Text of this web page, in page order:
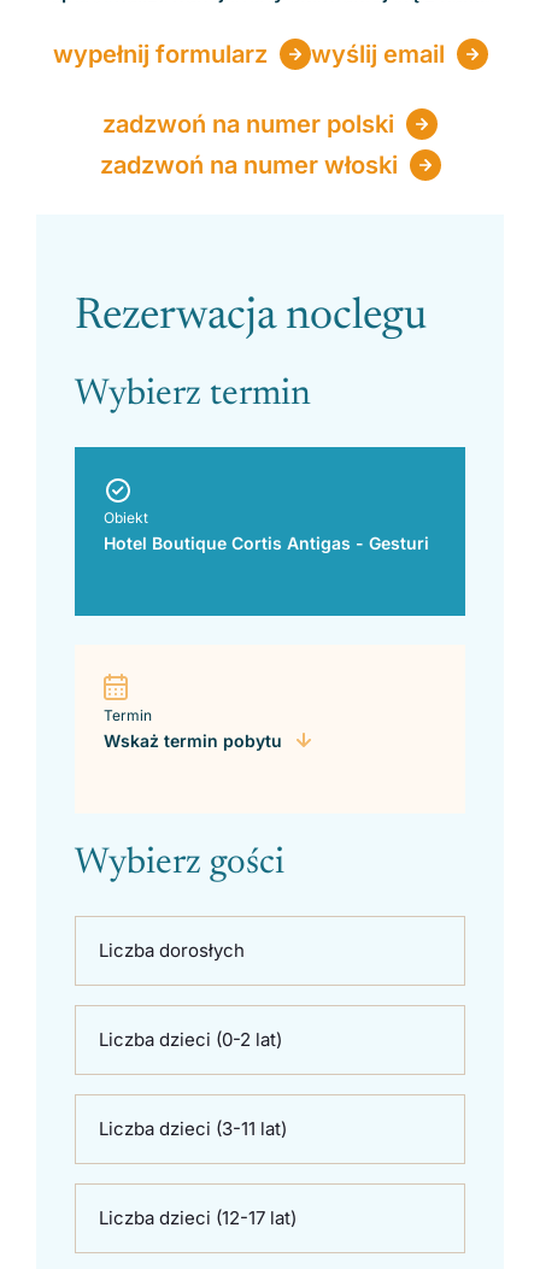
wypełnij formularz wyślij email
zadzwoń na numer polski
zadzwoń na numer włoski
Please leave this field empty.
Rezerwacja noclegu
Wybierz termin
Obiekt
Hotel Boutique Cortis Antigas - Gesturi
Termin
Wskaż termin pobytu
Wybierz gości
Liczba dorosłych
Liczba dzieci (0-2 lat)
Liczba dzieci (3-11 lat)
Liczba dzieci (12-17 lat)